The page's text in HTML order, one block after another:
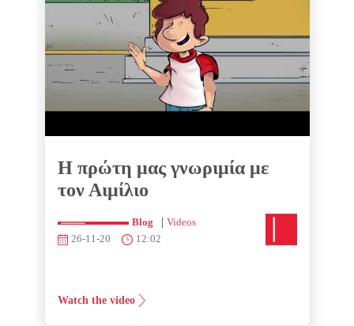
Η πρώτη μας γνωριμία με
τον Αιμίλιο
Blog | Videos
26-11-20
12:02
Watch the video